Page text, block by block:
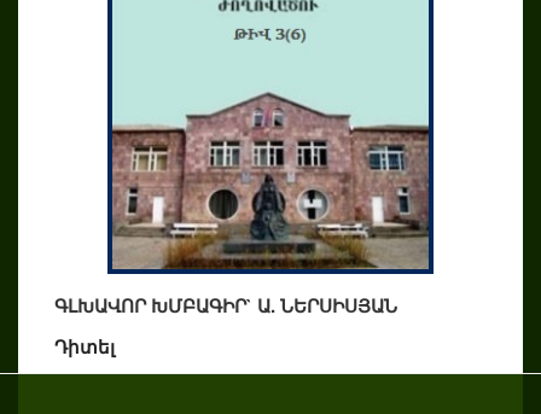
ԳԼԽԱՎՈՐ ԽՄԲԱԳԻՐ` Ա. ՆԵՐՍԻՍՅԱՆ
Դիտել